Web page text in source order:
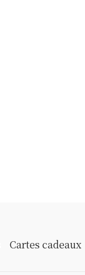
Cartes cadeaux